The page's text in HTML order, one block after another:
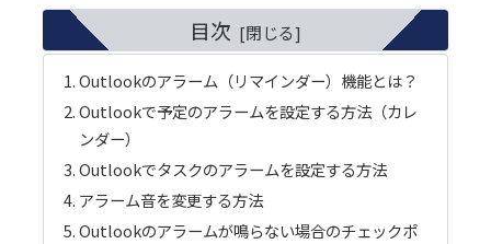
目次
Outlookのアラーム（リマインダー）機能とは？
Outlookで予定のアラームを設定する方法（カレ
ンダー）
Outlookでタスクのアラームを設定する方法
アラーム音を変更する方法
Outlookのアラームが鳴らない場合のチェックポ